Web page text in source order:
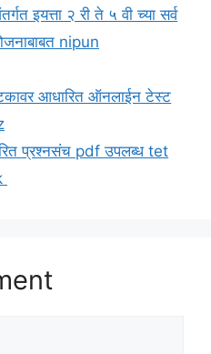
इयत्ता २ री ते ५ वी च्या सर्व
nipun
आधारित ऑनलाईन टेस्ट
प्रश्नसंच pdf उपलब्ध tet